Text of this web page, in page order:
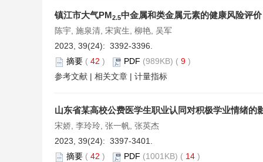
镇江市大气PM2.5中金属和类金属元素的健康风险评价
陈宇, 施泉清, 宋寅生, 柳艳, 吴军
2023, 39(24): 3392-3396.
摘要 ( 42 ) PDF (989KB) ( 9 )
参考文献 | 相关文章 | 计量指标
山东省某高校公费医学生职业认同对积极学业情绪的
宋娇, 李玲玲, 张一帆, 张英杰
2023, 39(24): 3397-3401.
摘要 ( 42 ) PDF (1001KB) ( 14 )